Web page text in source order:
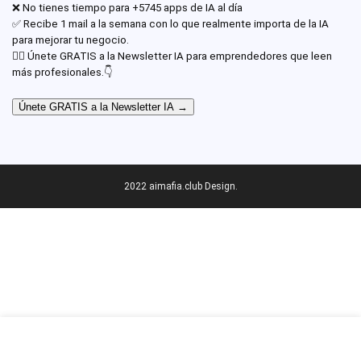
❌ No tienes tiempo para +5745 apps de IA al día
✅ Recibe 1 mail a la semana con lo que realmente importa de la IA
para mejorar tu negocio.
✊🏾 Únete GRATIS a la Newsletter IA para emprendedores que leen
más profesionales.👇
Únete GRATIS a la Newsletter IA →
2022 aimafia.club Design.